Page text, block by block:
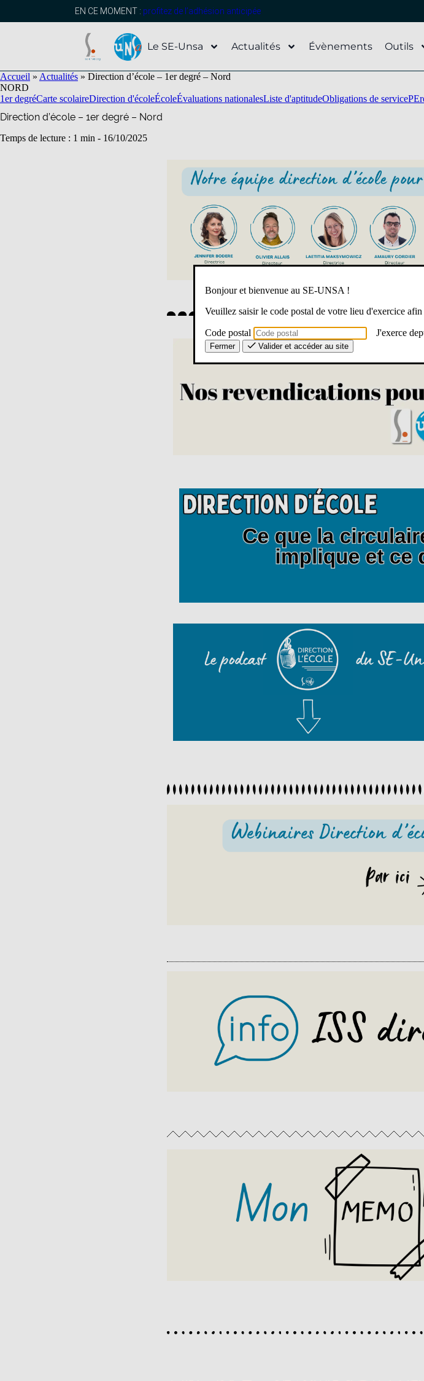
EN CE MOMENT : profitez de l’adhésion anticipée
Le SE-Unsa Actualités Évènements Outils
Accueil » Actualités » Direction d’école – 1er degré – Nord
NORD
1er degréCarte scolaireDirection d'écoleÉcoleÉvaluations nationalesListe d'aptitudeObligations de servicePE
Direction d’école – 1er degré – Nord
Temps de lecture : 1 min - 16/10/2025
Bonjour et bienvenue au SE-UNSA !
Veuillez saisir le code postal de votre lieu d'exercice
Code postal J'exerce
Fermer Valider et accéder au site